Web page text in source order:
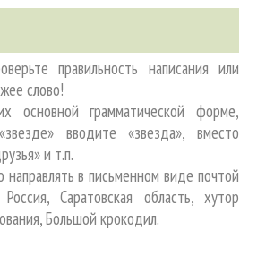
правильность написания или
слово!
основной грамматической форме,
вводите «звезда», вместо
и т.п.
в письменном виде почтой
Саратовская область, хутор
Большой крокодил.